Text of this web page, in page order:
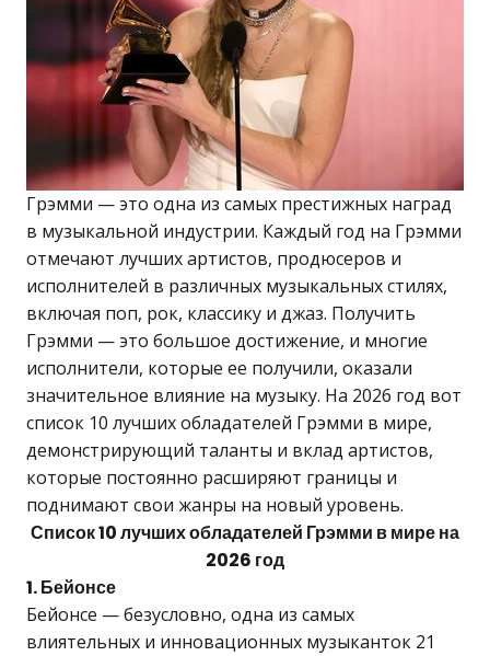
Грэмми — это одна из самых престижных наград
в музыкальной индустрии. Каждый год на Грэмми
отмечают лучших артистов, продюсеров и
исполнителей в различных музыкальных стилях,
включая поп, рок, классику и джаз. Получить
Грэмми — это большое достижение, и многие
исполнители, которые ее получили, оказали
значительное влияние на музыку. На 2026 год вот
список 10 лучших обладателей Грэмми в мире,
демонстрирующий таланты и вклад артистов,
которые постоянно расширяют границы и
поднимают свои жанры на новый уровень.
Список 10 лучших обладателей Грэмми в мире на
2026 год
1. Бейонсе
Бейонсе — безусловно, одна из самых
влиятельных и инновационных музыканток 21